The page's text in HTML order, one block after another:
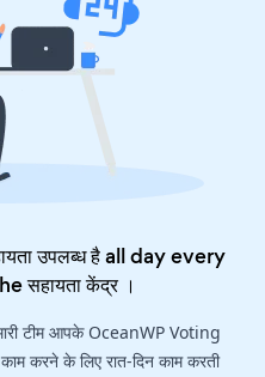
उपलब्ध है all day every
सहायता केंद्र।
टीम आपके OceanWP Voting
करने के लिए रात-दिन काम करती